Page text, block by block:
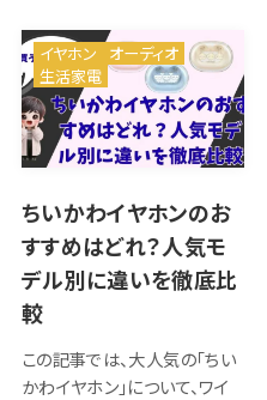
ちいかわイヤホンのお
すすめはどれ？人気モ
デル別に違いを徹底比
較
この記事では、大人気の「ちい
かわイヤホン」について、ワイ
イヤホン
オーディオ
生活家電